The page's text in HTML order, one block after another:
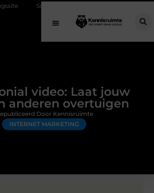
aan een goed doel: waarom geven belangrijk
video: Laat jouw
anderen overtuigen
INTERNET MARKETING
Door Kennisruimte